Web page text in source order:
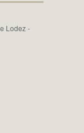
Lodez -